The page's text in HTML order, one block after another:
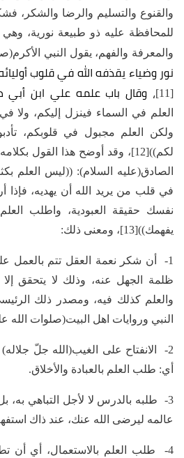
والقنوع والتسليم والرضا والشكر،
للمحافظة عليه ذو طبيعة نورية،
والمعرفة والفهم، يقول النبي
نور وضياء يقذفه الله في قلوب
[11]
، وقال باب علمه علي ابن أبي
العلم في السماء فينزل إليكم، ولا
ولكن العلم مجبول في قلوبكم،
لكم))[12]، وقد أوضح هذا القول
الصادق(عليه السلام): ((ليس العلم
في قلب من يريد الله أن يهديه، فإذا
نفسك حقيقة العبودية، واطلب
يفهمك))[13]، ومعنى ذلك:
1- أن شكر نعمة العقل تتم بالعمل
ظلمة الجهل عنه، وذلك لا يتحقق إلا
والعلم كذلك فيه، ومصدر ذلك
النبي وروايات اهل البيت(صلوات الله
2- الانفتاح على الغيب(الله جلّ جلاله)
أي: طلب العلم بالعبادة والأخلاق.
3- طلبه بالدرس لا لأجل التباهي
عالمه ليرضى الله عنك، عند ذاك
4- طلب العلم بالاستعمال، أي أن